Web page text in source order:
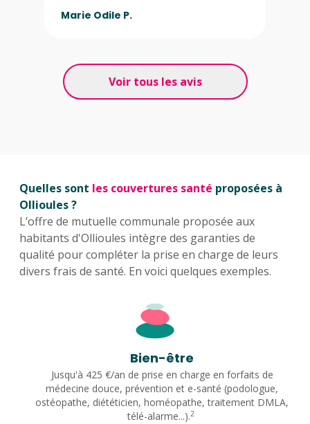
Marie Odile P.
Voir tous les avis
Quelles sont les couvertures santé proposées à
Ollioules ?
L’offre de mutuelle communale proposée aux
habitants d'Ollioules intègre des garanties de
qualité pour compléter la prise en charge de leurs
divers frais de santé. En voici quelques exemples.
Bien-être
Jusqu'à 425 €/an de prise en charge en forfaits de
médecine douce, prévention et e-santé (podologue,
ostéopathe, diététicien, homéopathe, traitement DMLA,
télé-alarme...).2